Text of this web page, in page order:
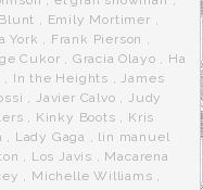
, Emily Mortimer ,
York , Frank Pierson ,
Cukor , Gracia Olayo , Ha
, In the Heights ,James
,Javier Calvo ,Judy
, Kinky Boots , Kris
, Lady Gaga , lin manuel
, Los Javis , Macarena
, Michelle Williams ,